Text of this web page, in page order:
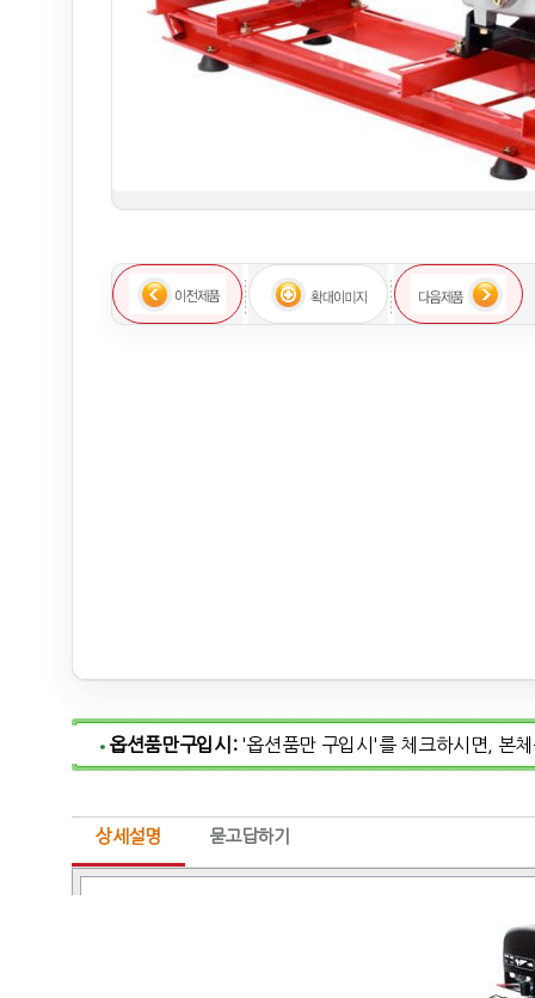
옵션품만구입시:'옵션품만 구입시'를 체크하시면, 본
상세설명 묻고답하기